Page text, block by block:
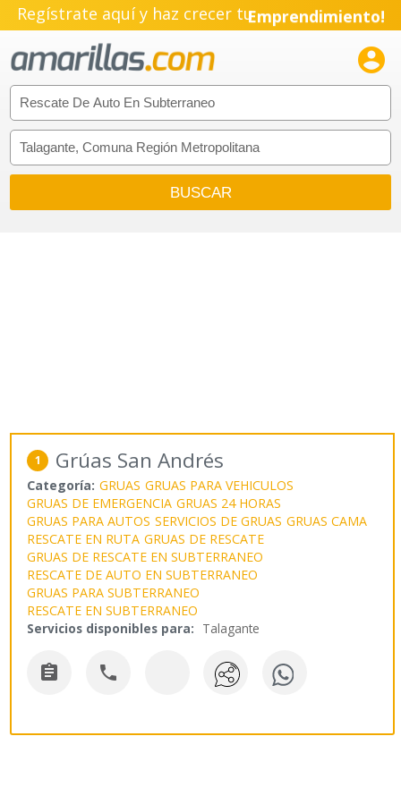
Regístrate aquí y haz crecer tuEmprendimiento!

1 Grúas San Andrés
Categoría: GRUAS GRUAS PARA VEHICULOS
GRUAS DE EMERGENCIA GRUAS 24 HORAS
GRUAS PARA AUTOS SERVICIOS DE GRUAS GRUAS CAMA
RESCATE EN RUTA GRUAS DE RESCATE
GRUAS DE RESCATE EN SUBTERRANEO
RESCATE DE AUTO EN SUBTERRANEO
GRUAS PARA SUBTERRANEO
RESCATE EN SUBTERRANEO
Servicios disponibles para: Talagante
 